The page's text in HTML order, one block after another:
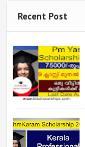
Recent Post